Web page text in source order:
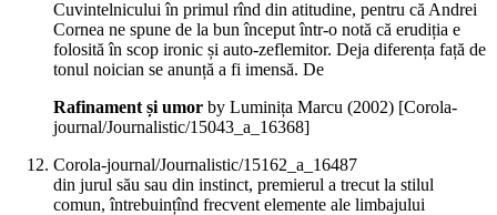
Cuvintelnicului în primul rînd din atitudine, pentru că Andrei
Cornea ne spune de la bun început într-o notă că erudiția e
folosită în scop ironic și auto-zeflemitor. Deja diferența față de
tonul noician se anunță a fi imensă. De
Rafinament și umor by Luminița Marcu (2002) [Corola-
journal/Journalistic/15043_a_16368]
Corola-journal/Journalistic/15162_a_16487
din jurul său sau din instinct, premierul a trecut la stilul
comun, întrebuințînd frecvent elemente ale limbajului